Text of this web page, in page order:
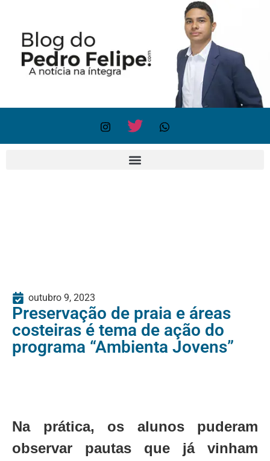
outubro 9, 2023
Preservação de praia e áreas
costeiras é tema de ação do
programa “Ambienta Jovens”
Na prática, os alunos puderam
observar pautas que já vinham